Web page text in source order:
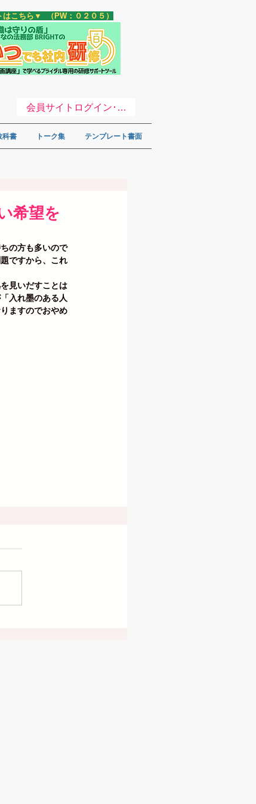
こちら▼ （PW：０２０５）
科書 トーク集 テンプレート書面
希望を
の方も多いので
ですから、これ
見いだすことは
入れ墨のある人
ますのでおやめ